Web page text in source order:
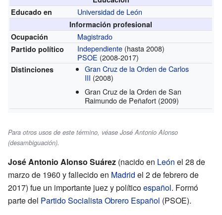
Educado en
Universidad de León
Información profesional
Ocupación
Magistrado
Partido político Independiente (hasta 2008)
PSOE (2008-2017)
Distinciones
Gran Cruz de la Orden de Carlos
III (2008)
Gran Cruz de la Orden de San
Raimundo de Peñafort (2009)
Para otros usos de este término, véase José Antonio Alonso
(desambiguación).
José Antonio Alonso Suárez (nacido en León el 28 de
marzo de 1960 y fallecido en Madrid el 2 de febrero de
2017) fue un importante juez y políticoespañol. Formó
parte del Partido Socialista Obrero Español (PSOE).